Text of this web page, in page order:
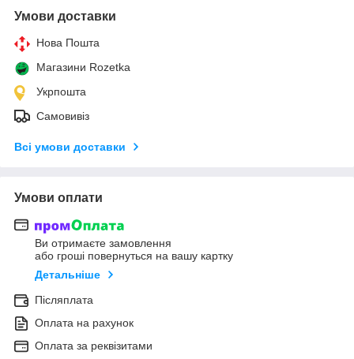
Умови доставки
Нова Пошта
Магазини Rozetka
Укрпошта
Самовивіз
Всі умови доставки
Умови оплати
Ви отримаєте замовлення
або гроші повернуться на вашу картку
Детальніше
Післяплата
Оплата на рахунок
Оплата за реквізитами